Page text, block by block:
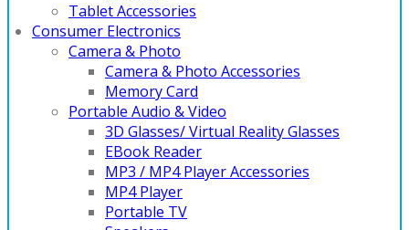
Tablet Accessories
Consumer Electronics
Camera & Photo
Camera & Photo Accessories
Memory Card
Portable Audio & Video
3D Glasses/ Virtual Reality Glasses
EBook Reader
MP3 / MP4 Player Accessories
MP4 Player
Portable TV